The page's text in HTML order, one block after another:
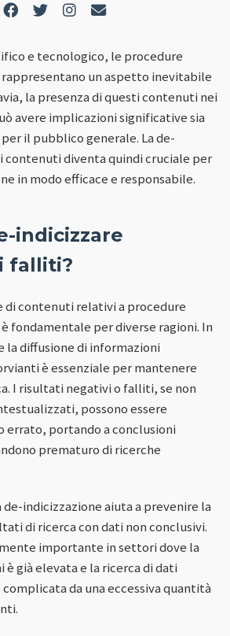
e tecnologico, le procedure
un aspetto inevitabile
la presenza di questi contenuti nei
avere implicazioni significative sia
il pubblico generale. La de-
contenuti diventa quindi cruciale per
in modo efficace e responsabile.
indicizzare
falliti?
di contenuti relativi a procedure
fondamentale per diverse ragioni. In
la diffusione di informazioni
è essenziale per mantenere
I risultati negativi o falliti, se non
possono essere
portando a conclusioni
prematuro di ricerche
de-indicizzazione aiuta a prevenire la
di ricerca con dati non conclusivi.
importante in settori dove la
già elevata e la ricerca di dati
da una eccessiva quantità